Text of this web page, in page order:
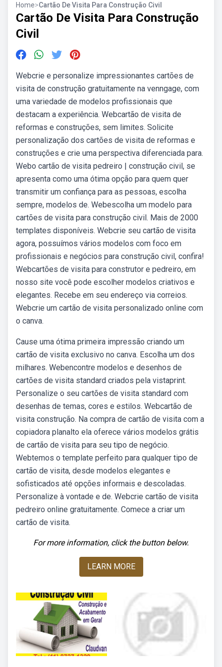
Home>Cartão De Visita Para Construção Civil
Cartão De Visita Para Construção
Civil
Webcrie e personalize impressionantes cartões de
visita de construção gratuitamente na venngage, com
uma variedade de modelos profissionais que
destacam a experiência. Webcartão de visita de
reformas e construções, sem limites. Solicite
personalização dos cartões de visita de reformas e
construções e crie uma perspectiva diferenciada para.
Webo cartão de visita pedreiro | construção civil, se
apresenta como uma ótima opção para quem quer
transmitir um confiança para as pessoas, escolha
sempre, modelos de. Webescolha um modelo para
cartões de visita para construção civil. Mais de 2000
templates disponíveis. Webcrie seu cartão de visita
agora, possuímos vários modelos com foco em
profissionais e negócios para construção civil, confira!
Webcartões de visita para construtor e pedreiro, em
nosso site você pode escolher modelos criativos e
elegantes. Recebe em seu endereço via correios.
Webcrie um cartão de visita personalizado online com
o canva.
Cause uma ótima primeira impressão criando um
cartão de visita exclusivo no canva. Escolha um dos
milhares. Webencontre modelos e desenhos de
cartões de visita standard criados pela vistaprint.
Personalize o seu cartões de visita standard com
desenhas de temas, cores e estilos. Webcartão de
visita construção. Na compra de cartão de visita com a
copiadora planalto ela oferece vários modelos grátis
de cartão de visita para seu tipo de negócio.
Webtemos o template perfeito para qualquer tipo de
cartão de visita, desde modelos elegantes e
sofisticados até opções informais e descoladas.
Personalize à vontade e de. Webcrie cartão de visita
pedreiro online gratuitamente. Comece a criar um
cartão de visita.
For more information, click the button below.
LEARN MORE